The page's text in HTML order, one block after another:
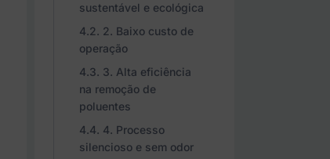
sustentável e ecológica
2. Baixo custo de
operação
3. Alta eficiência
na remoção de
poluentes
4. Processo
silencioso e sem odor